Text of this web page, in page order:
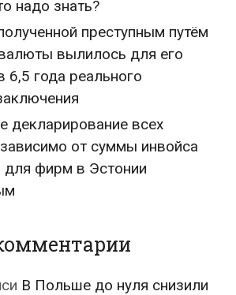
надо знать?
преступным путём
вылилось для его
6,5 года реального
декларирование всех
от суммы инвойса
для фирм в Эстонии
В Польше до нуля снизили